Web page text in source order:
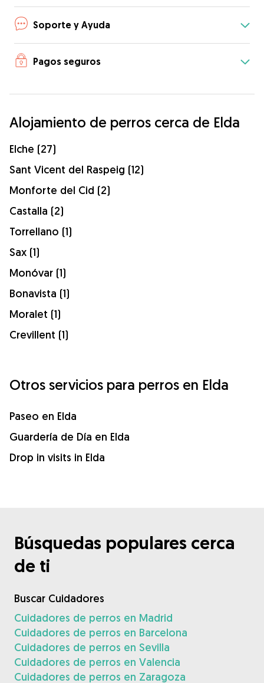
Soporte y Ayuda
Pagos seguros
Alojamiento de perros cerca de Elda
Elche (27)
Sant Vicent del Raspeig (12)
Monforte del Cid (2)
Castalla (2)
Torrellano (1)
Sax (1)
Monóvar (1)
Bonavista (1)
Moralet (1)
Crevillent (1)
Otros servicios para perros en Elda
Paseo en Elda
Guardería de Día en Elda
Drop in visits in Elda
Búsquedas populares cerca
de ti
Buscar Cuidadores
Cuidadores de perros en Madrid
Cuidadores de perros en Barcelona
Cuidadores de perros en Sevilla
Cuidadores de perros en Valencia
Cuidadores de perros en Zaragoza